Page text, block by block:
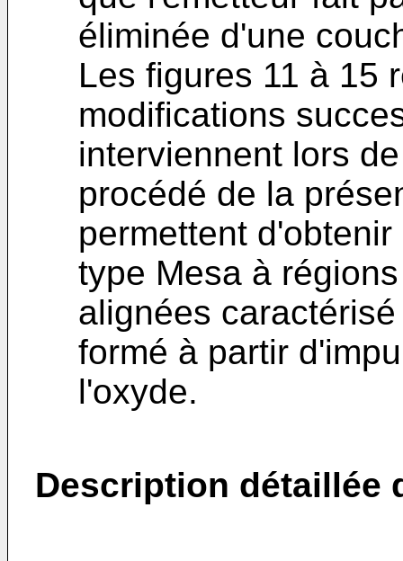
éliminée d'une
Les figures 11 à 15
modifications
interviennent lors
procédé de la
permettent
type Mesa à
alignées
formé à partir
l'oxyde.
Description détaillée